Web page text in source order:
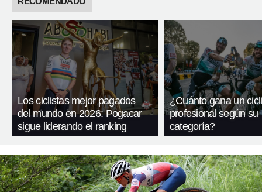
Los ciclistas mejor pagados
del mundo en 2026: Pogacar
sigue liderando el ranking
¿Cuánto gana un
profesional según su
categoría?